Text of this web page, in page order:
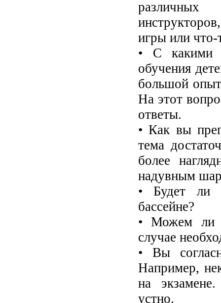
различных
игры или
• С какими
обучения
большой
На этот
ответы.
• Как вы
тема
более
надувным
• Будет ли
бассейне?
• Можем ли
случае
• Вы
Например,
на
устно.